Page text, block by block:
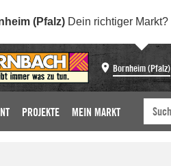
(Pfalz) Dein richtiger Markt?
Bornheim (Pfalz)
PROJEKTE MEIN MARKT